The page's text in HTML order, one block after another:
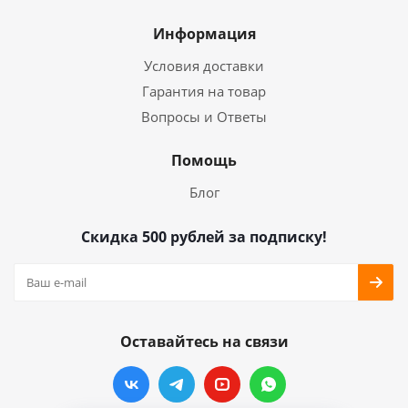
Информация
Условия доставки
Гарантия на товар
Вопросы и Ответы
Помощь
Блог
Скидка 500 рублей за подписку!
Оставайтесь на связи